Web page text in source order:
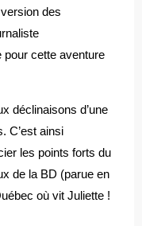
des
pour cette aventure
déclinaisons d’une
C’est ainsi
les points forts du
de la BD (parue en
où vit Juliette !